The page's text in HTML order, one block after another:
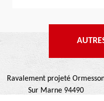
Ravalement projeté
Sur Marne 94490